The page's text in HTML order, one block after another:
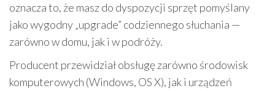
oznacza to, że masz do dyspozycji sprzęt pomyślany
jako wygodny „upgrade” codziennego słuchania —
zarówno w domu, jak i w podróży.
Producent przewidział obsługę zarówno środowisk
komputerowych (Windows, OS X), jak i urządzeń